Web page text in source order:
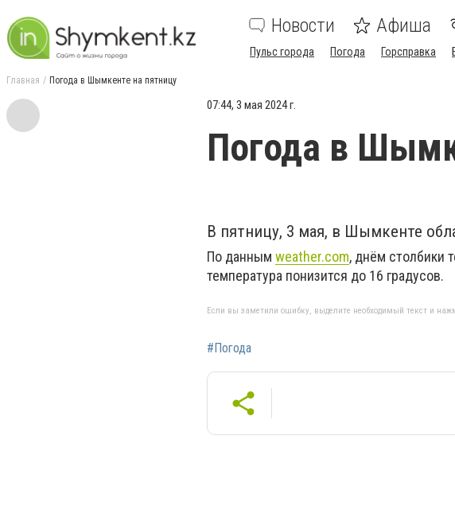
Новости Афиша
Пульс города Погода Горсправка
Главная Погода в Шымкенте на пятницу
07:44, 3 мая 2024 г.
Погода в
В пятницу, 3 мая, в Шымкенте
По данным weather.com, днём столбики
температура понизится до 16 градусов.
Если вы заметили ошибку, выделите необходимый текст и
#Погода